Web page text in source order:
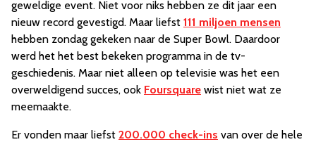
geweldige event. Niet voor niks hebben ze dit jaar een
nieuw record gevestigd. Maar liefst 111 miljoen mensen
hebben zondag gekeken naar de Super Bowl. Daardoor
werd het het best bekeken programma in de tv-
geschiedenis. Maar niet alleen op televisie was het een
overweldigend succes, ook Foursquare wist niet wat ze
meemaakte.
Er vonden maar liefst 200.000 check-ins van over de hele